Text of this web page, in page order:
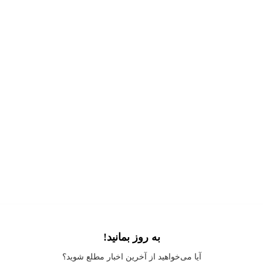
Application error: a client
-side exception has occurred while loading
به روز بمانید!
آیا می‌خواهید از آخرین اخبار مطلع شوید؟